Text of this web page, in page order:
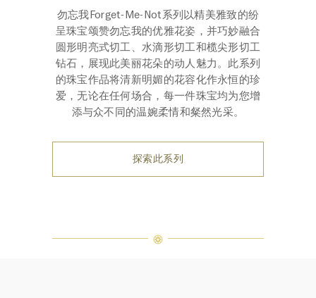
勿忘我Forget-Me-Not系列以精美雅致的纷
呈珠宝颂赞勿忘我的优雅花姿，并巧妙融合
圆形明亮式切工、水滴形切工和榄尖形切工
钻石，展现此美丽花朵的动人魅力。此系列
的珠宝作品将清新明媚的花容化作永恒的珍
爱，无论在任何场合，每一件珠宝均为您增
添与众不同的温婉柔情和粲然光采。
探索此系列